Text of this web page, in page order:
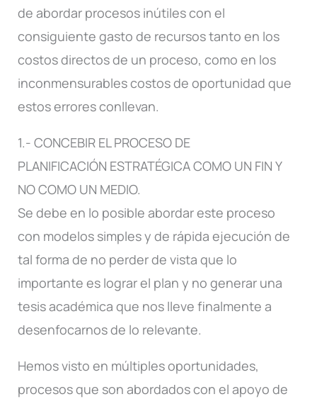
de abordar procesos inútiles con el
consiguiente gasto de recursos tanto en los
costos directos de un proceso, como en los
inconmensurables costos de oportunidad que
estos errores conllevan.
1.- CONCEBIR EL PROCESO DE
PLANIFICACIÓN ESTRATÉGICA COMO UN FIN Y
NO COMO UN MEDIO.
Se debe en lo posible abordar este proceso
con modelos simples y de rápida ejecución de
tal forma de no perder de vista que lo
importante es lograr el plan y no generar una
tesis académica que nos lleve finalmente a
desenfocarnos de lo relevante.
Hemos visto en múltiples oportunidades,
procesos que son abordados con el apoyo de